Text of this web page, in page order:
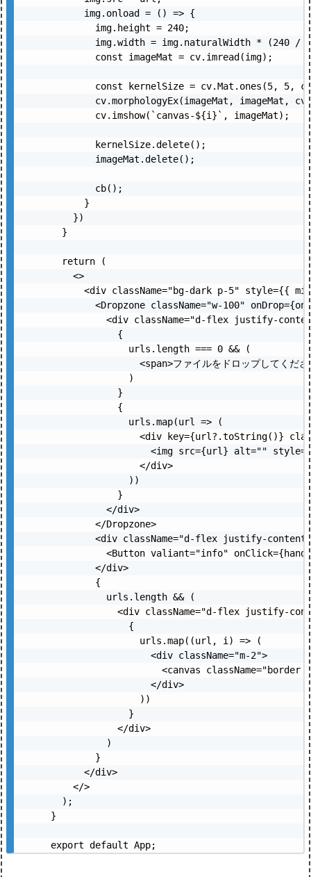
      img.onload = () => {
        img.height = 240;
img.width = img.naturalWidth * (240 /
        const imageMat = cv.imread(img);
const kernelSize = cv.Mat.ones(5, 5,
cv.morphologyEx(imageMat, imageMat,
        cv.imshow(`canvas-${i}`, imageMat);
        kernelSize.delete();
        imageMat.delete();
        cb();
      }
    })
  }
  return (
    <>
<div className="bg-dark p-5" style={{
<Dropzone className="w-100"
<div className="d-flex justify-
            {
              urls.length === 0 && (
<span>ファイルをドロップしてくだ
              )
            }
            {
              urls.map(url => (
<div key={url?.toString()}
<img src={url} alt=""
                </div>
              ))
            }
          </div>
        </Dropzone>
<div className="d-flex justify-
<Button valiant="info"
        </div>
        {
          urls.length && (
<div className="d-flex justify-
              {
                urls.map((url, i) => (
                  <div className="m-2">
<canvas className="border
                  </div>
                ))
              }
            </div>
          )
        }
      </div>
    </>
  );
}
export default App;